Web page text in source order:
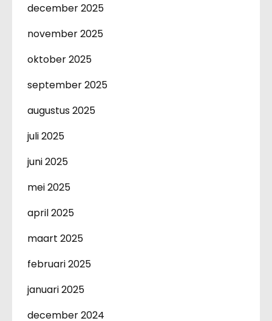
december 2025
november 2025
oktober 2025
september 2025
augustus 2025
juli 2025
juni 2025
mei 2025
april 2025
maart 2025
februari 2025
januari 2025
december 2024